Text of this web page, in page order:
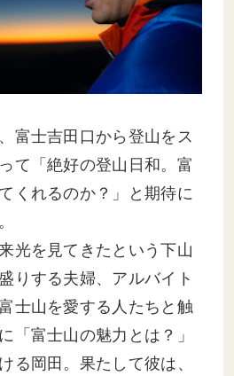
富士吉田口から登山をス
て「絶好の登山日和。富
くれるのか？」と期待に
光を見てきたという下山
りする夫婦、アルバイト
士山を愛する人たちと触
「富士山の魅力とは？」
る岡田。果たして彼は、